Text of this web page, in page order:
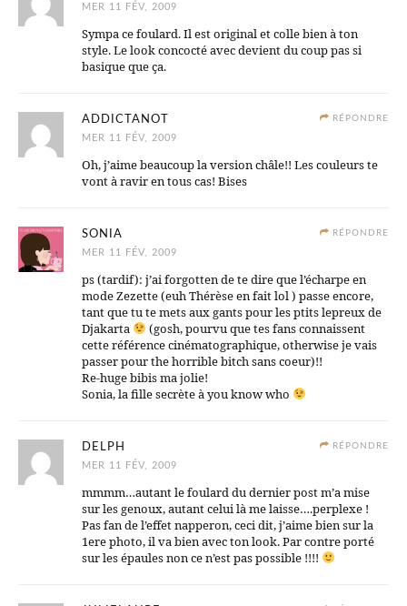
MER 11 FÉV, 2009
Sympa ce foulard. Il est original et colle bien à ton
style. Le look concocté avec devient du coup pas si
basique que ça.
RÉPONDRE
ADDICTANOT
MER 11 FÉV, 2009
Oh, j’aime beaucoup la version châle!! Les couleurs te
vont à ravir en tous cas! Bises
RÉPONDRE
SONIA
MER 11 FÉV, 2009
ps (tardif): j’ai forgotten de te dire que l’écharpe en
mode Zezette (euh Thérèse en fait lol ) passe encore,
tant que tu te mets aux gants pour les ptits lepreux de
Djakarta
(gosh, pourvu que tes fans connaissent
cette référence cinématographique, otherwise je vais
passer pour the horrible bitch sans coeur)!!
Re-huge bibis ma jolie!
Sonia, la fille secrète à you know who
RÉPONDRE
DELPH
MER 11 FÉV, 2009
mmmm…autant le foulard du dernier post m’a mise
sur les genoux, autant celui là me laisse….perplexe !
Pas fan de l’effet napperon, ceci dit, j’aime bien sur la
1ere photo, il va bien avec ton look. Par contre porté
sur les épaules non ce n’est pas possible !!!!